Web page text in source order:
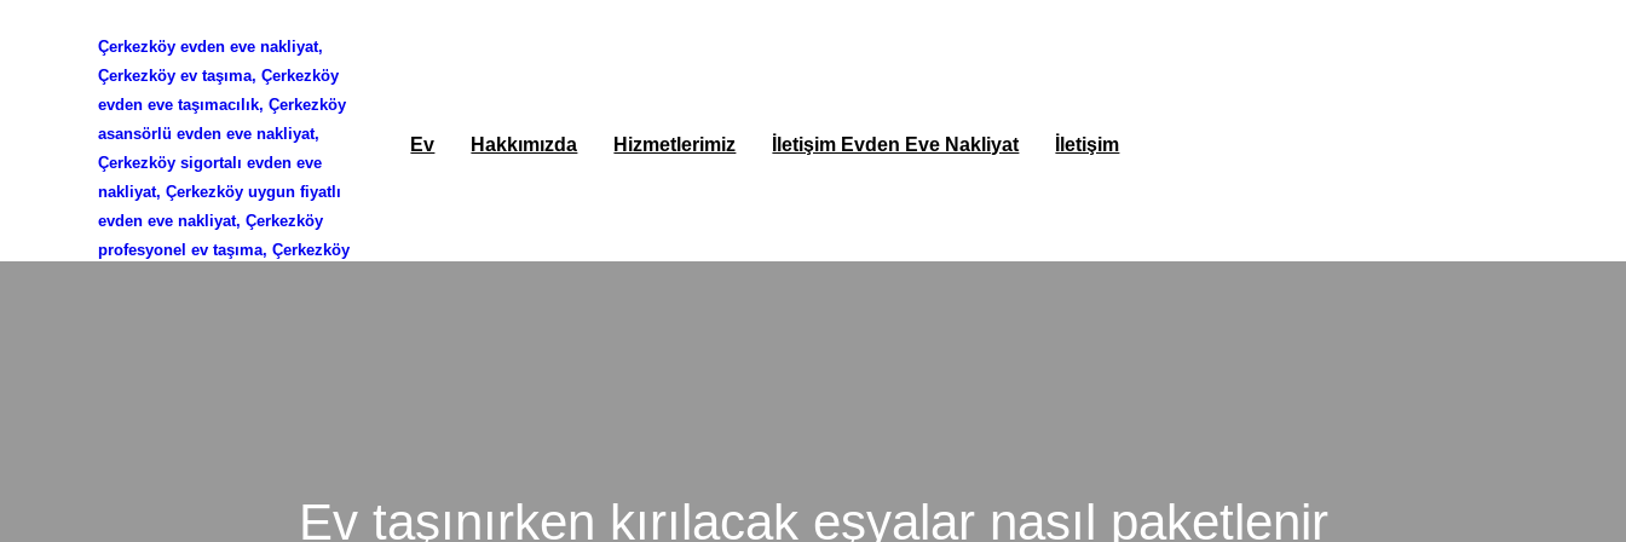
İçeriğeÇerkezköy evden eve nakliyat,
Çerkezköy ev taşıma, Çerkezköy
evden eve taşımacılık, Çerkezköy
asansörlü evden eve nakliyat,
Çerkezköy sigortalı evden eve
nakliyat, Çerkezköy uygun fiyatlı
evden eve nakliyat, Çerkezköy
profesyonel ev taşıma, Çerkezköy
Ev Hakkımızda Hizmetlerimiz İletişim Evden Eve Nakliyat İletişim
Ev taşınırken kırılacak eşyalar nasıl paketlenir